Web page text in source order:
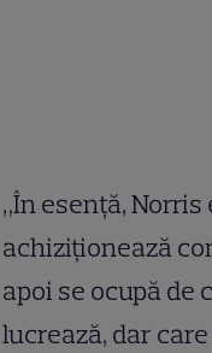
„În esență,
achiziționează
apoi se ocupă de
lucrează, dar